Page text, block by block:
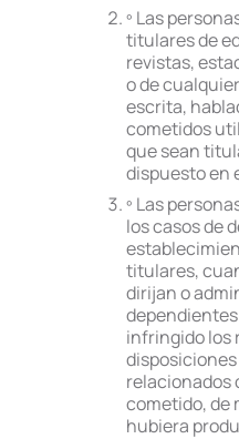
º Las
titulares de
revistas,
o de
escrita,
cometidos
que sean
dispuesto en
º Las
los casos de
titulares,
dirijan o
infringido los
relacionados
cometido, de
hubiera